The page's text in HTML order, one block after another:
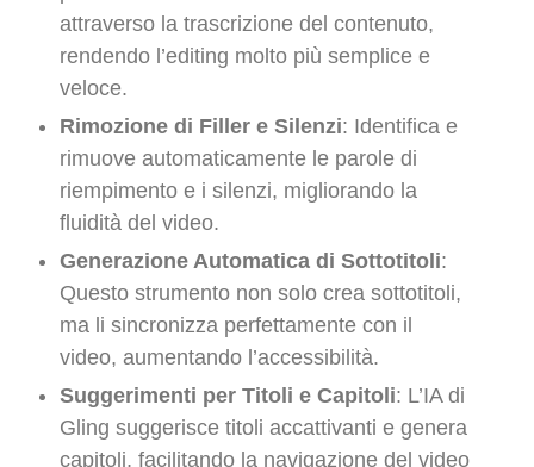
attraverso la trascrizione del contenuto,
rendendo l’editing molto più semplice e
veloce.
Rimozione di Filler e Silenzi: Identifica e
rimuove automaticamente le parole di
riempimento e i silenzi, migliorando la
fluidità del video.
Generazione Automatica di Sottotitoli:
Questo strumento non solo crea sottotitoli,
ma li sincronizza perfettamente con il
video, aumentando l’accessibilità.
Suggerimenti per Titoli e Capitoli: L’IA di
Gling suggerisce titoli accattivanti e genera
capitoli, facilitando la navigazione del video